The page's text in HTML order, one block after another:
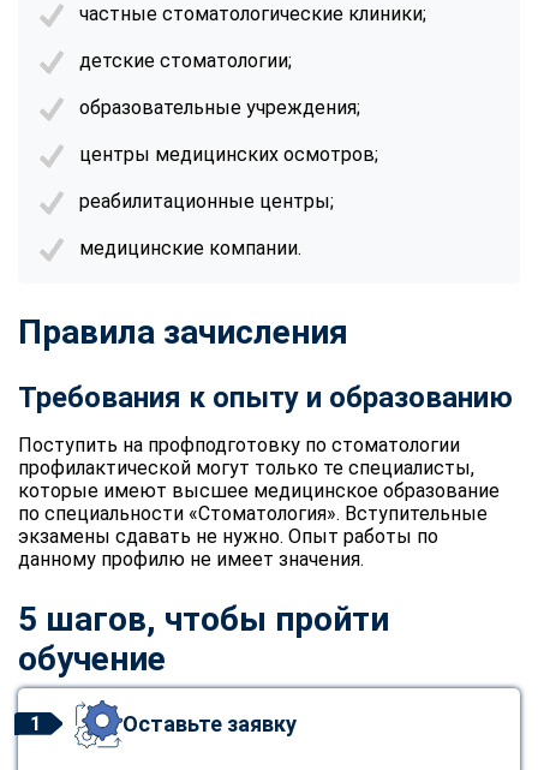
частные стоматологические клиники;
детские стоматологии;
образовательные учреждения;
центры медицинских осмотров;
реабилитационные центры;
медицинские компании.
Правила зачисления
Требования к опыту и образованию
Поступить на профподготовку по стоматологии
профилактической могут только те специалисты,
которые имеют высшее медицинское образование
по специальности «Стоматология». Вступительные
экзамены сдавать не нужно. Опыт работы по
данному профилю не имеет значения.
5 шагов, чтобы пройти
обучение
1 Оставьте заявку